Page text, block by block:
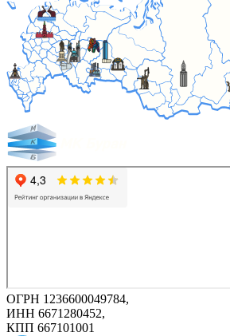
ОГРН 1236600049784,
ИНН 6671280452,
КПП 667101001